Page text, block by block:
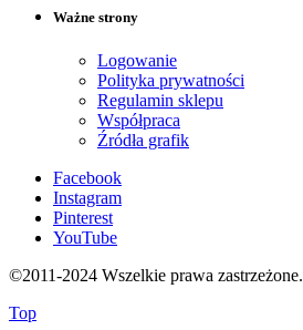
Ważne strony
Logowanie
Polityka prywatności
Regulamin sklepu
Współpraca
Źródła grafik
Facebook
Instagram
Pinterest
YouTube
©2011-2024 Wszelkie prawa zastrzeżone.
Top